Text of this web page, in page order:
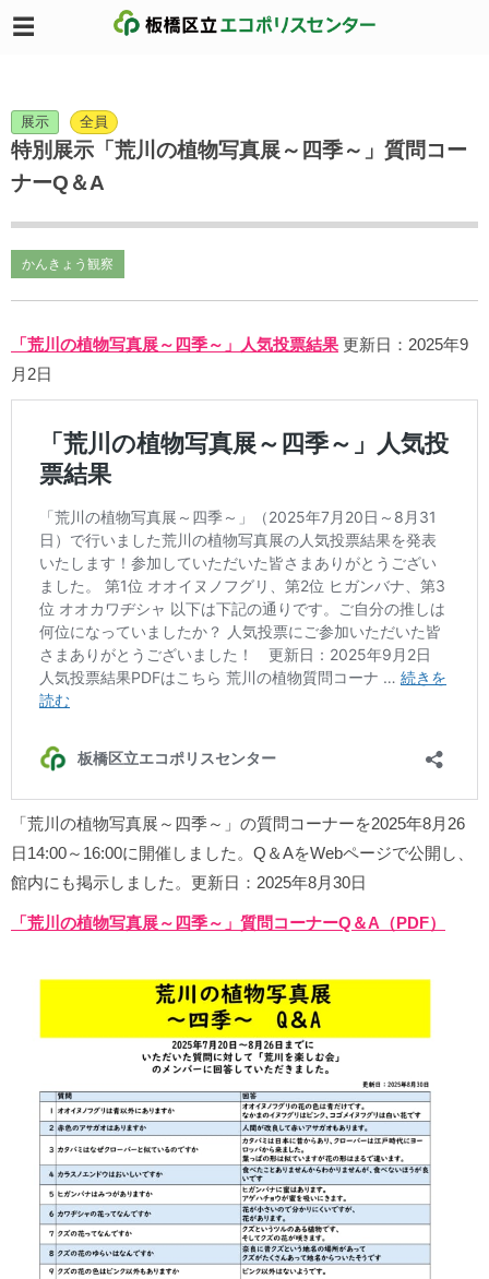
展示 全員
特別展示「荒川の植物写真展～四季～」質問コー
ナーQ＆A
かんきょう観察
「荒川の植物写真展～四季～」人気投票結果 更新日：2025年9
月2日
「荒川の植物写真展～四季～」の質問コーナーを2025年8月26
日14:00～16:00に開催しました。Q＆AをWebページで公開し、
館内にも掲示しました。更新日：2025年8月30日
「荒川の植物写真展～四季～」質問コーナーQ＆A（PDF）